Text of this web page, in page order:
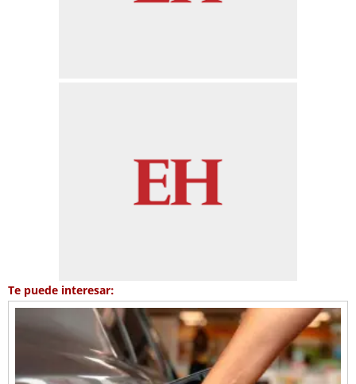
Te puede interesar: